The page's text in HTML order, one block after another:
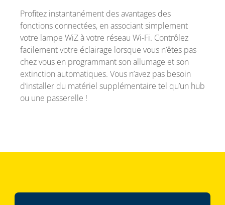
Profitez instantanément des avantages des
fonctions connectées, en associant simplement
votre lampe WiZ à votre réseau Wi-Fi. Contrôlez
facilement votre éclairage lorsque vous n’êtes pas
chez vous en programmant son allumage et son
extinction automatiques. Vous n’avez pas besoin
d’installer du matériel supplémentaire tel qu’un hub
ou une passerelle !